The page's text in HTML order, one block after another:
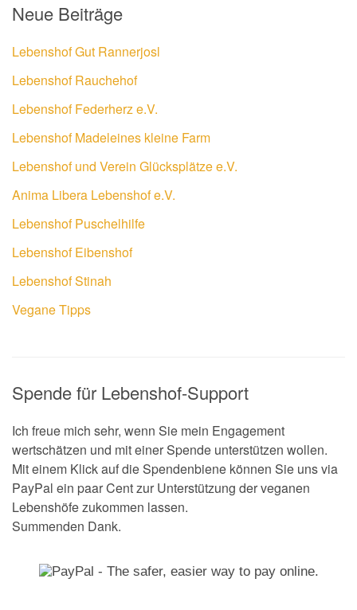
Neue Beiträge
Lebenshof Gut Rannerjosl
Lebenshof Rauchehof
Lebenshof Federherz e.V.
Lebenshof Madeleines kleine Farm
Lebenshof und Verein Glücksplätze e.V.
Anima Libera Lebenshof e.V.
Lebenshof Puschelhilfe
Lebenshof Eibenshof
Lebenshof Stinah
Vegane Tipps
Spende für Lebenshof-Support
Ich freue mich sehr, wenn Sie mein Engagement
wertschätzen und mit einer Spende unterstützen wollen.
Mit einem Klick auf die Spendenbiene können Sie uns via
PayPal ein paar Cent zur Unterstützung der veganen
Lebenshöfe zukommen lassen.
Summenden Dank.